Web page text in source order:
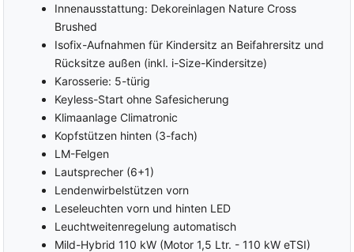
Innenausstattung: Dekoreinlagen Nature Cross
Brushed
Isofix-Aufnahmen für Kindersitz an Beifahrersitz und
Rücksitze außen (inkl. i-Size-Kindersitze)
Karosserie: 5-türig
Keyless-Start ohne Safesicherung
Klimaanlage Climatronic
Kopfstützen hinten (3-fach)
LM-Felgen
Lautsprecher (6+1)
Lendenwirbelstützen vorn
Leseleuchten vorn und hinten LED
Leuchtweitenregelung automatisch
Mild-Hybrid 110 kW (Motor 1,5 Ltr. - 110 kW eTSI)